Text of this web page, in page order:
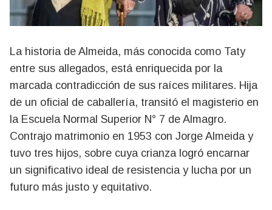
La historia de Almeida, más conocida como Taty
entre sus allegados, está enriquecida por la
marcada contradicción de sus raíces militares. Hija
de un oficial de caballería, transitó el magisterio en
la Escuela Normal Superior N° 7 de Almagro.
Contrajo matrimonio en 1953 con Jorge Almeida y
tuvo tres hijos, sobre cuya crianza logró encarnar
un significativo ideal de resistencia y lucha por un
futuro más justo y equitativo.